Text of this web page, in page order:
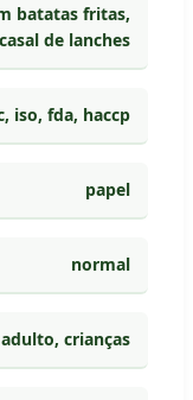
batatas fritas,
casal de lanches
iso, fda, haccp
papel
normal
crianças